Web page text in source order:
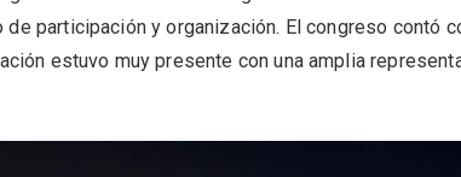
de participación y organización. El congreso contó
estuvo muy presente con una amplia